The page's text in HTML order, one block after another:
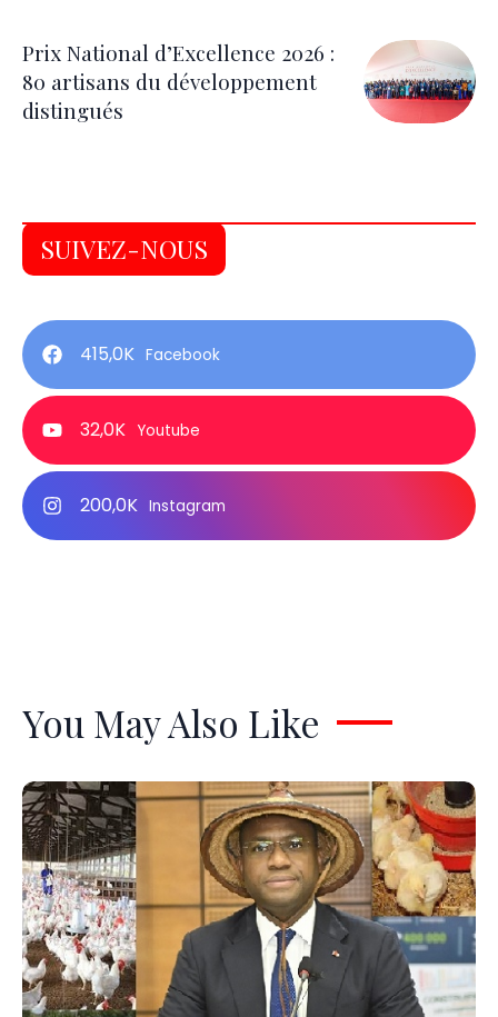
Prix National d’Excellence 2026 :
80 artisans du développement
distingués
SUIVEZ-NOUS
415,0K Facebook
32,0K Youtube
200,0K Instagram
You May Also Like